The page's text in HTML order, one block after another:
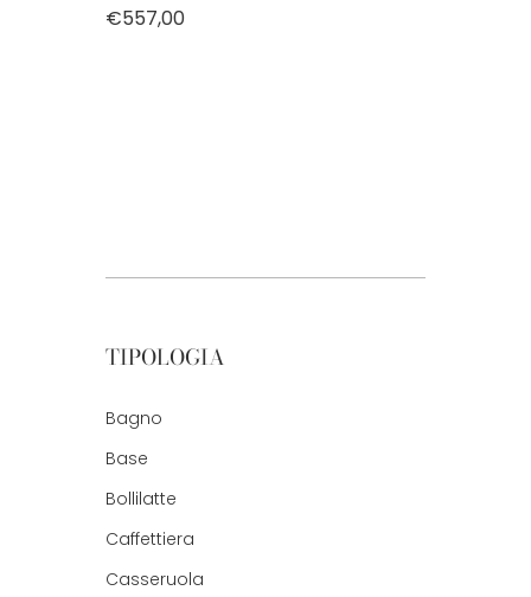
€557,00
TIPOLOGIA
Bagno
Base
Bollilatte
Caffettiera
Casseruola